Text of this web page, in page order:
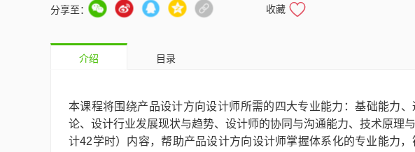
分享至： 收藏
介绍 目录
本课程将围绕产品设计方向设计师所需的四大专业能力：基础能力
论、设计行业发展现状与趋势、设计师的协同与沟通能力、技术原理
计42学时）内容，帮助产品设计方向设计师掌握体系化的专业能力